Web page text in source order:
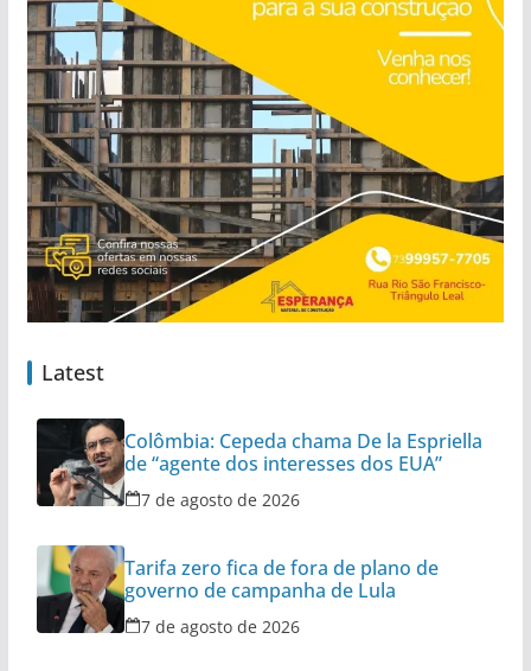
Latest
Colômbia: Cepeda chama De la Espriella
de “agente dos interesses dos EUA”
7 de agosto de 2026
Tarifa zero fica de fora de plano de
governo de campanha de Lula
7 de agosto de 2026